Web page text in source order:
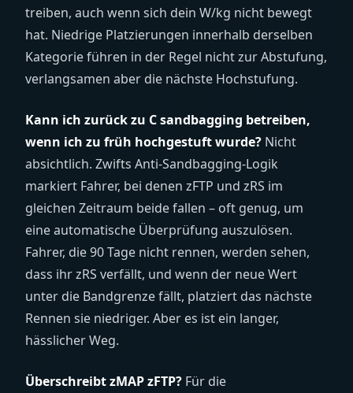
treiben, auch wenn sich dein W/kg nicht bewegt
hat. Niedrige Platzierungen innerhalb derselben
Kategorie führen in der Regel nicht zur Abstufung,
verlangsamen aber die nächste Hochstufung.
Kann ich zurück zu C sandbagging betreiben,
wenn ich zu früh hochgestuft wurde? Nicht
absichtlich. Zwifts Anti-Sandbagging-Logik
markiert Fahrer, bei denen zFTP und zRS im
gleichen Zeitraum beide fallen – oft genug, um
eine automatische Überprüfung auszulösen.
Fahrer, die 90 Tage nicht rennen, werden sehen,
dass ihr zRS verfällt, und wenn der neue Wert
unter die Bandgrenze fällt, platziert das nächste
Rennen sie niedriger. Aber es ist ein langer,
hässlicher Weg.
Überschreibt zMAP zFTP? Für die